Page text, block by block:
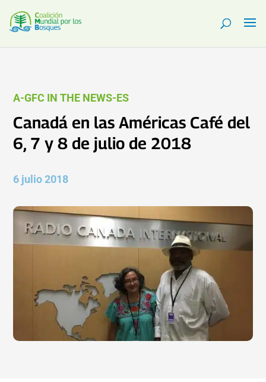
A-GFC IN THE NEWS-ES
Canadá en las Américas Café del
6, 7 y 8 de julio de 2018
6 julio 2018